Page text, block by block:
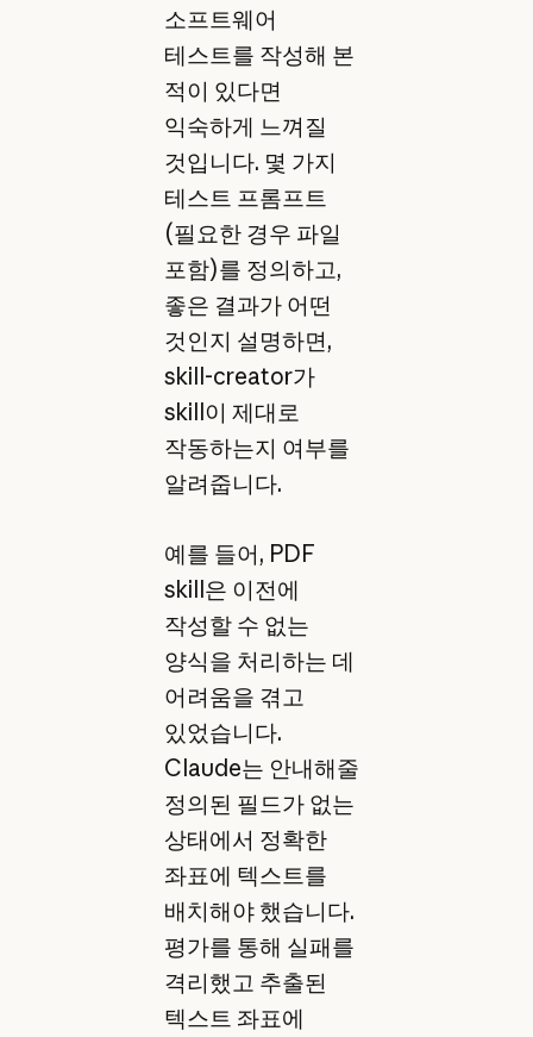
소프트웨어
테스트를 작성해 본
적이 있다면
익숙하게 느껴질
것입니다. 몇 가지
테스트 프롬프트
(필요한 경우 파일
포함)를 정의하고,
좋은 결과가 어떤
것인지 설명하면,
skill-creator가
skill이 제대로
작동하는지 여부를
알려줍니다.
예를 들어, PDF
skill은 이전에
작성할 수 없는
양식을 처리하는 데
어려움을 겪고
있었습니다.
Claude는 안내해줄
정의된 필드가 없는
상태에서 정확한
좌표에 텍스트를
배치해야 했습니다.
평가를 통해 실패를
격리했고 추출된
텍스트 좌표에